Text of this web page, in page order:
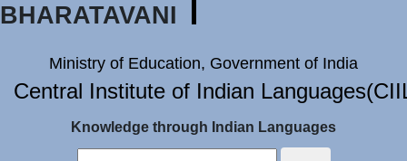
BHARATAVANI
Ministry of Education, Government of India
Central Institute of Indian
Knowledge through Indian Languages